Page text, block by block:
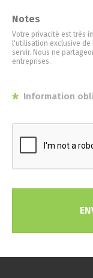
Notes
Votre privacité est très
l'utilisation exclusive de
servir. Nous ne
entreprises.
* Information